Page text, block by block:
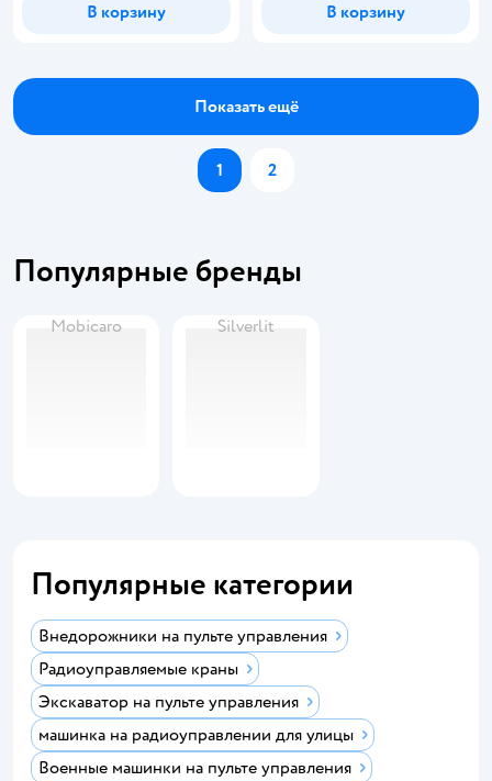
В корзину В корзину
Показать ещё
1 2
Популярные бренды
Mobicaro Silverlit
Популярные категории
Внедорожники на пульте управления
Радиоуправляемые краны
Экскаватор на пульте управления
машинка на радиоуправлении для улицы
Военные машинки на пульте управления